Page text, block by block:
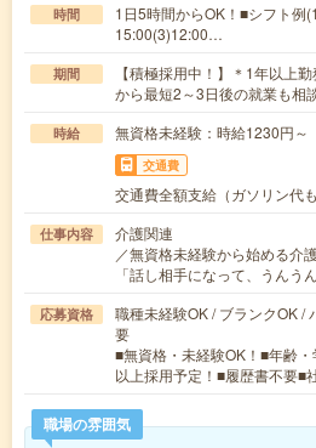
時間
1日5時間からOK！■シフト例
15:00(3)12:00…
期間
【積極採用中！】＊1年以上
から最短2～3日後の就業も相
時給 無資格未経験：時給1230円
交通費
交通費全額支給（ガソリン代も
仕事内容
介護関連
／無資格未経験から始める介
「話し相手になって、うん
応募資格
職種未経験OK / ブランクOK /
要
■無資格・未経験OK！■年齢
以上採用予定！■履歴書不要■
職場の雰囲気